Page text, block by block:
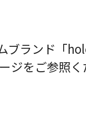
ランド「
ジをご参照く